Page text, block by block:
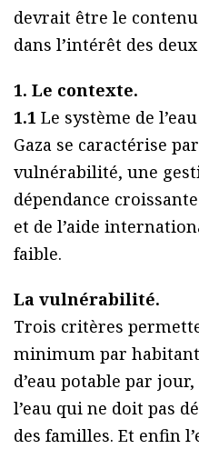
devrait être le
dans l’intérêt des
1. Le contexte.
1.1 Le système de
Gaza se caractérise
vulnérabilité, une
dépendance
et de l’aide
faible.
La vulnérabilité.
Trois critères
minimum par
d’eau potable par
l’eau qui ne doit pas
des familles. Et enfin